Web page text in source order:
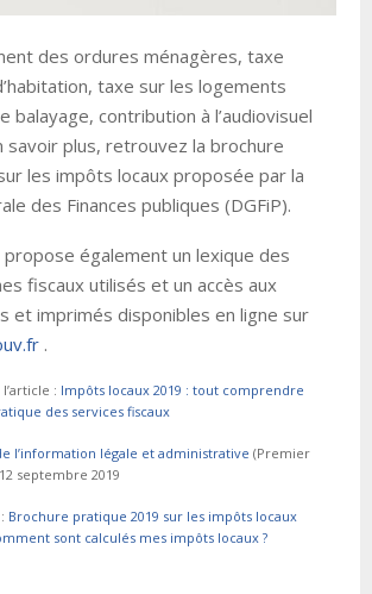
des ordures ménagères, taxe
taxe sur les logements
balayage, contribution à l’audiovisuel
savoir plus, retrouvez la brochure
les impôts locaux proposée par la
des Finances publiques (DGFiP).
également un lexique des
fiscaux utilisés et un accès aux
et imprimés disponibles en ligne sur
.
: Impôts locaux 2019 : tout comprendre
des services fiscaux
l’information légale et administrative (Premier
septembre 2019
Brochure pratique 2019 sur les impôts locaux
sont calculés mes impôts locaux ?